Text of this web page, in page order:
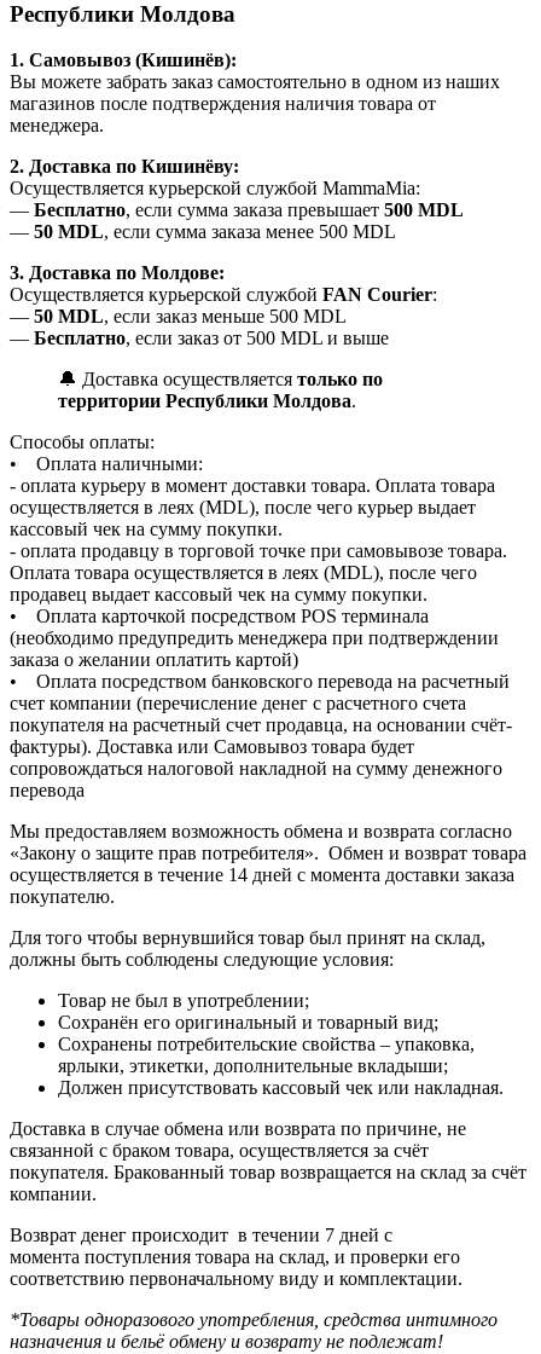
Республики Молдова
1. Самовывоз (Кишинёв):
Вы можете забрать заказ самостоятельно в одном из наших
магазинов после подтверждения наличия товара от
менеджера.
2. Доставка по Кишинёву:
Осуществляется курьерской службой MammaMia:
— Бесплатно, если сумма заказа превышает 500 MDL
— 50 MDL, если сумма заказа менее 500 MDL
3. Доставка по Молдове:
Осуществляется курьерской службой FAN Courier:
— 50 MDL, если заказ меньше 500 MDL
— Бесплатно, если заказ от 500 MDL и выше
🔔 Доставка осуществляется только по
территории Республики Молдова.
Способы оплаты:
• Оплата наличными:
- оплата курьеру в момент доставки товара. Оплата товара
осуществляется в леях (MDL), после чего курьер выдает
кассовый чек на сумму покупки.
- оплата продавцу в торговой точке при самовывозе товара.
Оплата товара осуществляется в леях (MDL), после чего
продавец выдает кассовый чек на сумму покупки.
• Оплата карточкой посредством POS терминала
(необходимо предупредить менеджера при подтверждении
заказа о желании оплатить картой)
• Оплата посредством банковского перевода на расчетный
счет компании (перечисление денег с расчетного счета
покупателя на расчетный счет продавца, на основании счёт-
фактуры). Доставка или Самовывоз товара будет
сопровождаться налоговой накладной на сумму денежного
перевода
Мы предоставляем возможность обмена и возврата согласно
«Закону о защите прав потребителя». Обмен и возврат товара
осуществляется в течение 14 дней с момента доставки заказа
покупателю.
Для того чтобы вернувшийся товар был принят на склад,
должны быть соблюдены следующие условия:
Товар не был в употреблении;
Сохранён его оригинальный и товарный вид;
Сохранены потребительские свойства – упаковка,
ярлыки, этикетки, дополнительные вкладыши;
Должен присутствовать кассовый чек или накладная.
Доставка в случае обмена или возврата по причине, не
связанной с браком товара, осуществляется за счёт
покупателя. Бракованный товар возвращается на склад за счёт
компании.
Возврат денег происходит в течении 7 дней с
момента поступления товара на склад, и проверки его
соответствию первоначальному виду и комплектации.
*Товары одноразового употребления, средства интимного
назначения и бельё обмену и возврату не подлежат!